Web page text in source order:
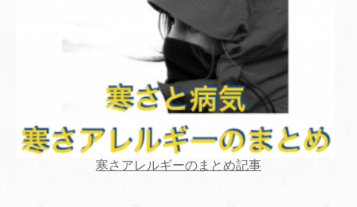
寒さアレルギーのまとめ記事